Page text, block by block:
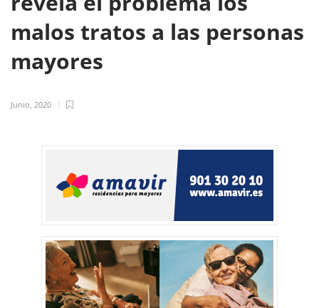
malos tratos a las personas
mayores
Junio, 2020